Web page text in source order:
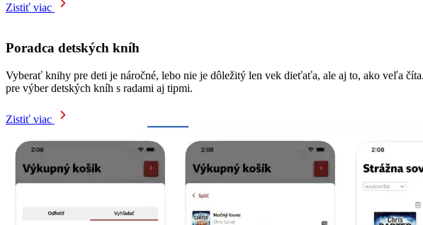
Zistiť viac
Poradca detských kníh
Vyberať knihy pre deti je náročné, lebo nie je dôležitý len vek dieťaťa, ale aj to, ako veľa
pre výber detských kníh s radami aj tipmi.
Zistiť viac